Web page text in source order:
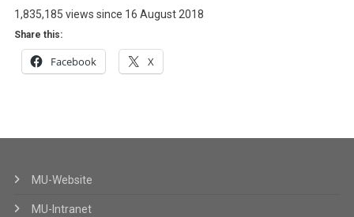
1,835,185 views since 16 August 2018
Share this:
Facebook X
MU-Website
MU-Intranet